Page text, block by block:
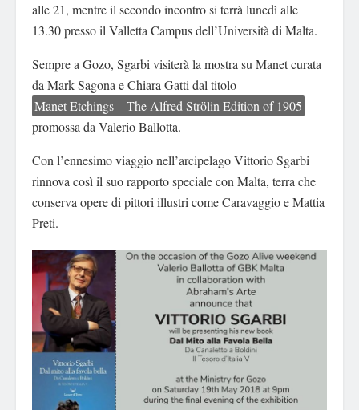
alle 21, mentre il secondo incontro si terrà lunedì alle
13.30 presso il Valletta Campus dell’Università di Malta.
Sempre a Gozo, Sgarbi visiterà la mostra su Manet curata
da Mark Sagona e Chiara Gatti dal titolo
Manet Etchings – The Alfred Strölin Edition of 1905
promossa da Valerio Ballotta.
Con l’ennesimo viaggio nell’arcipelago Vittorio Sgarbi
rinnova così il suo rapporto speciale con Malta, terra che
conserva opere di pittori illustri come Caravaggio e Mattia
Preti.